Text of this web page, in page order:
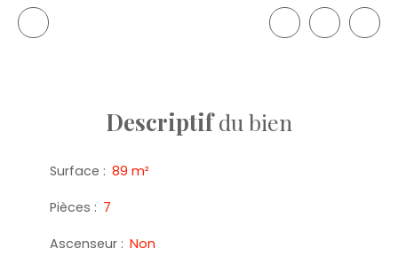
Descriptifdu bien
Surface : 89 m²
Pièces : 7
Ascenseur : Non